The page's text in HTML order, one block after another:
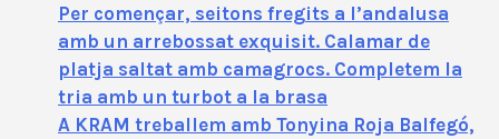
Per començar, seitons fregits a l’andalusa
amb un arrebossat exquisit. Calamar de
platja saltat amb camagrocs. Completem la
tria amb un turbot a la brasa
A KRAM treballem amb Tonyina Roja Balfegó,